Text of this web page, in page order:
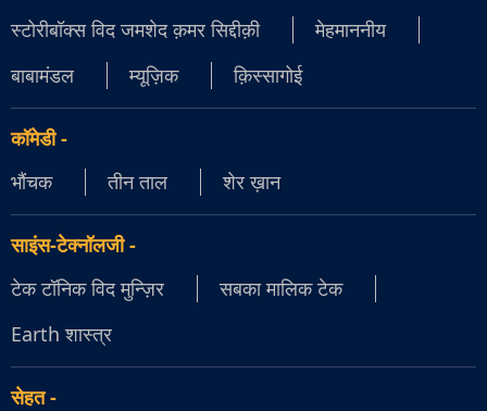
स्टोरीबॉक्स विद जमशेद क़मर सिद्दीक़ी
मेहमाननीय
बाबामंडल
म्यूज़िक क़िस्सागोई
कॉमेडी-
भौंचक
तीन ताल शेर ख़ान
साइंस-टेक्नॉलजी-
टेक टॉनिक विद मुन्ज़िर
सबका मालिक टेक
Earth शास्त्र
सेहत-